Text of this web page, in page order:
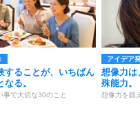
することが、いちばん
る。
事で大切な30のこと
アイデア
想像力は
殊能力。
想像力を鍛